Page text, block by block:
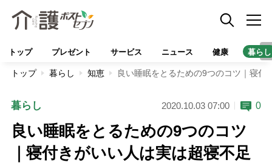
トップ プレゼント サービス ニュース 健康 暮らし
トップ 暮らし 知恵 良い睡眠をとるための9つのコツ｜寝
暮らし 2020.10.03 07:00 0
良い睡眠をとるための9つのコツ
｜寝付きがいい人は実は超寝不足